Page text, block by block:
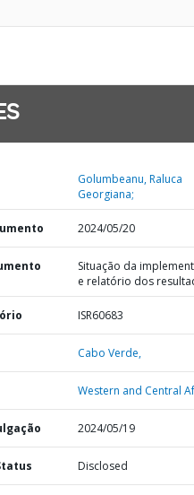
Golumbeanu, Raluca
Georgiana;
2024/05/20
Situação da
e relatório dos
ISR60683
Cabo Verde,
Western and Central
2024/05/19
Disclosed